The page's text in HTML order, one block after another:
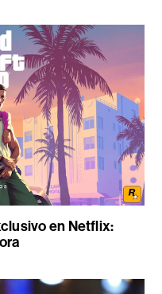
en Netflix: